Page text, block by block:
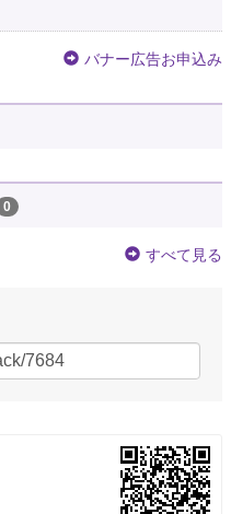
バナー広告お申込み
0
すべて見る